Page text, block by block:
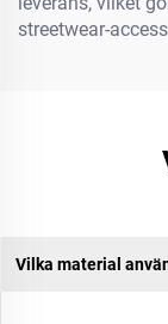
streetwear-
Vilka material